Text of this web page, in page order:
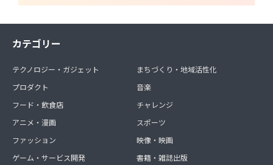
カテゴリー
テクノロジー・ガジェット
プロダクト
フード・飲食店
アニメ・漫画
ファッション
ゲーム・サービス開発
まちづくり・地域活性化
音楽
チャレンジ
スポーツ
映像・映画
書籍・雑誌出版